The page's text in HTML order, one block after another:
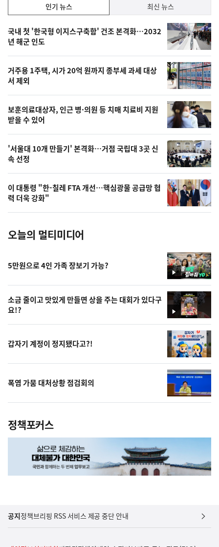
기,
최
신,
오
늘
의
영
상
오
늘
의
사
진
인기 뉴스 최신 뉴스
기
뉴
스
국내 첫 '한국형 이지스구축함' 건조 본격화…2032
년 해군 인도
거주용 1주택, 시가 20억 원까지 종부세 과세 대상
서 제외
보훈의료대상자, 인근 병·의원 등 치매 치료비 지원
받을 수 있어
'서울대 10개 만들기' 본격화…거점 국립대 3곳 신
속 선정
이 대통령 "한-칠레 FTA 개선…핵심광물 공급망 협
력 더욱 강화"
오늘의 멀티미디어
영
상
5만원으로 4인 가족 장보기 가능?
영
상
소금 줄이고 맛있게 만들면 상을 주는 대회가 있다구
요!?
갑자기 계정이 정지됐다고?!
폭염 가뭄 대처상황 점검회의
정책포커스
공지정책브리핑 RSS 서비스 제공 중단 안내